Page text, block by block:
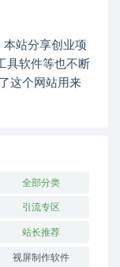
站分享创业项
具软件等也不断
这个网站用来
全部分类
引流专区
站长推荐
视屏制作软件